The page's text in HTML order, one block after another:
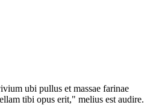
ubi pullus et massae farinae
tibi opus erit," melius est audire.